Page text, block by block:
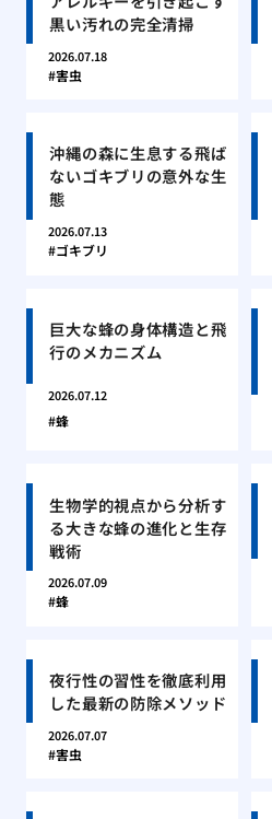
黒い汚れの完全清掃
2026.07.18
害虫
沖縄の森に生息する飛ば
ないゴキブリの意外な生
態
2026.07.13
ゴキブリ
巨大な蜂の身体構造と飛
行のメカニズム
2026.07.12
蜂
生物学的視点から分析す
る大きな蜂の進化と生存
戦術
2026.07.09
蜂
夜行性の習性を徹底利用
した最新の防除メソッド
2026.07.07
害虫